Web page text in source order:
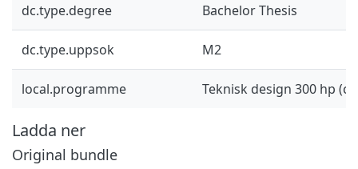
dc.type.degree Bachelor Thesis
dc.type.uppsok M2
local.programme Teknisk design 300 hp
Ladda ner
Original bundle